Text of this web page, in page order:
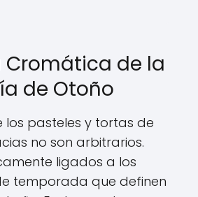
Cromática de la
de Otoño
los pasteles y tortas de
no son arbitrarios.
ligados a los
temporada que definen